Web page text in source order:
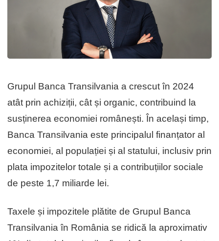
Grupul Banca Transilvania a crescut în 2024
atât prin achiziții, cât și organic, contribuind la
susținerea economiei românești. În același timp,
Banca Transilvania este principalul finanțator al
economiei, al populației și al statului, inclusiv prin
plata impozitelor totale și a contribuțiilor sociale
de peste 1,7 miliarde lei.
Taxele și impozitele plătite de Grupul Banca
Transilvania în România se ridică la aproximativ